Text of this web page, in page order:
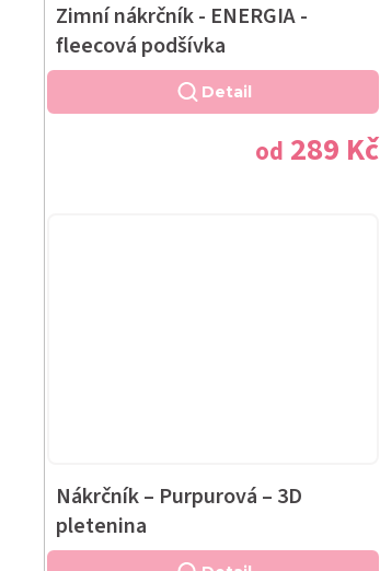
Zimní nákrčník - ENERGIA -
fleecová podšívka
od 289 Kč
Detail
Nákrčník – Purpurová – 3D
pletenina